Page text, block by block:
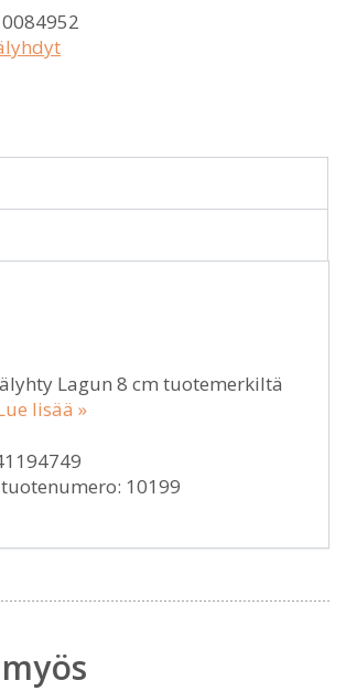
Lagun 8 cm tuotemerkiltä
lisää »
10199